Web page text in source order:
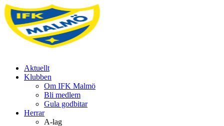
Aktuellt
Klubben
Om IFK Malmö
Bli medlem
Gula godbitar
Herrar
A-lag